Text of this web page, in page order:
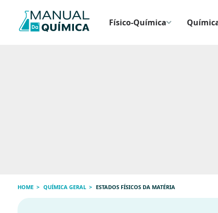
Físico-Química
HOME QUÍMICA GERAL ESTADOS FÍSICOS DA MATÉRIA